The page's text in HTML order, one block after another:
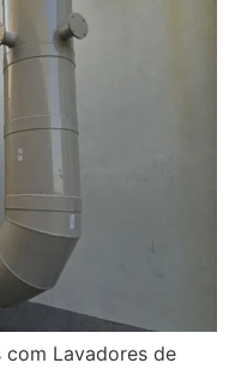
Lavadores de